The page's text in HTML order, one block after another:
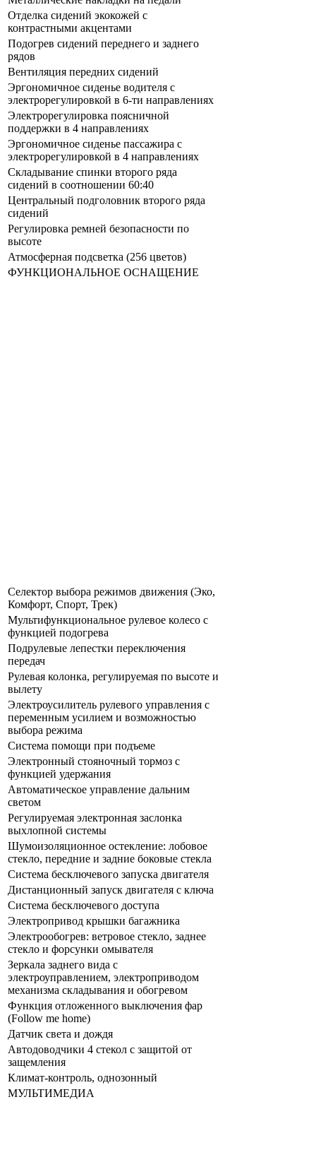
Отделка сидений экокожей с
контрастными акцентами
Подогрев сидений переднего и заднего
рядов
Вентиляция передних сидений
Эргономичное сиденье водителя с
электрорегулировкой в 6-ти направлениях
Электрорегулировка поясничной
поддержки в 4 направлениях
Эргономичное сиденье пассажира с
электрорегулировкой в 4 направлениях
Складывание спинки второго ряда
сидений в соотношении 60:40
Центральный подголовник второго ряда
сидений
Регулировка ремней безопасности по
высоте
Атмосферная подсветка (256 цветов)
ФУНКЦИОНАЛЬНОЕ ОСНАЩЕНИЕ
Селектор выбора режимов движения (Эко,
Комфорт, Спорт, Трек)
Мультифункциональное рулевое колесо с
функцией подогрева
Подрулевые лепестки переключения
передач
Рулевая колонка, регулируемая по высоте и
вылету
Электроусилитель рулевого управления с
переменным усилием и возможностью
выбора режима
Система помощи при подъеме
Электронный стояночный тормоз с
функцией удержания
Автоматическое управление дальним
светом
Регулируемая электронная заслонка
выхлопной системы
Шумоизоляционное остекление: лобовое
стекло, передние и задние боковые стекла
Система бесключевого запуска двигателя
Дистанционный запуск двигателя с ключа
Система бесключевого доступа
Электропривод крышки багажника
Электрообогрев: ветровое стекло, заднее
стекло и форсунки омывателя
Зеркала заднего вида с
электроуправлением, электроприводом
механизма складывания и обогревом
Функция отложенного выключения фар
(Follow me home)
Датчик света и дождя
Автодоводчики 4 стекол с защитой от
защемления
Климат-контроль, однозонный
МУЛЬТИМЕДИА